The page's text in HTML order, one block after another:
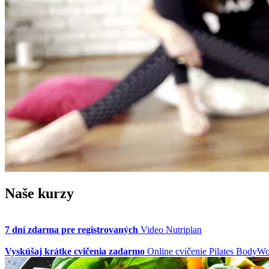
Naše kurzy
7 dní zdarma pre registrovaných Video Nutriplan
Vyskúšaj krátke cvičenia zadarmo Online cvičenie Pilates